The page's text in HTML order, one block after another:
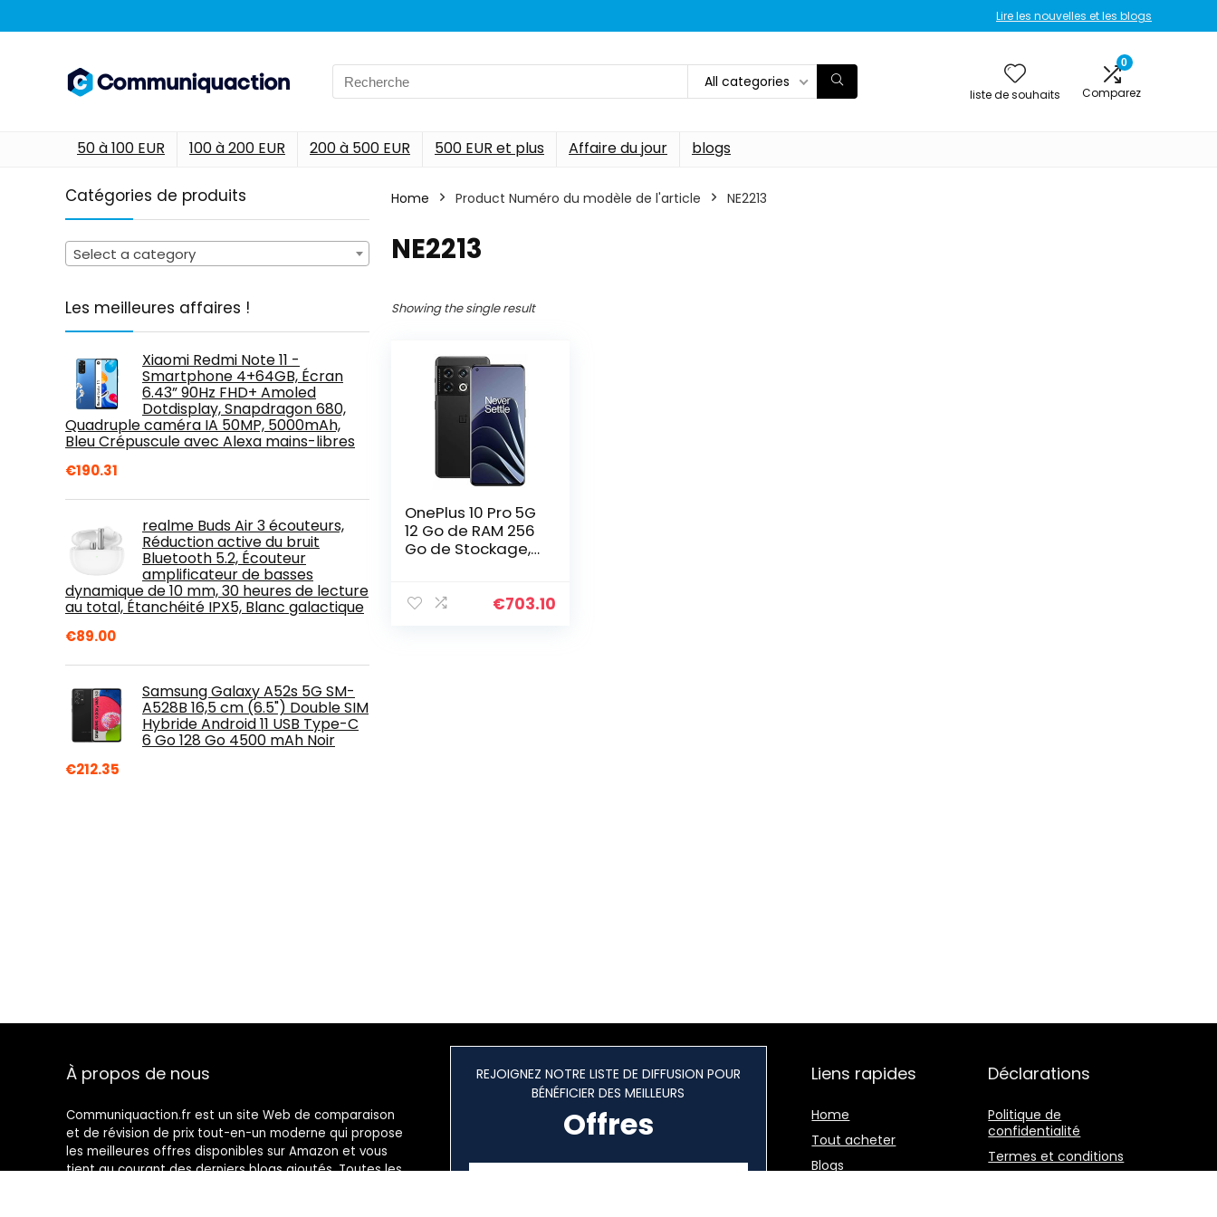
Lire les nouvelles et les blogs
Search
for:
All categories
liste de souhaits
0
Comparez
50 à 100 EUR 100 à 200 EUR 200 à 500 EUR 500 EUR et plus Affaire du jour blogs
Catégories de produits
Select a category
Les meilleures affaires !
Xiaomi Redmi Note 11 -
Smartphone 4+64GB, Écran
6.43” 90Hz FHD+ Amoled
Dotdisplay, Snapdragon 680,
Quadruple caméra IA 50MP, 5000mAh,
Bleu Crépuscule avec Alexa mains-libres
€190.31
realme Buds Air 3 écouteurs,
Réduction active du bruit
Bluetooth 5.2, Écouteur
amplificateur de basses
dynamique de 10 mm, 30 heures de lecture
au total, Étanchéité IPX5, Blanc galactique
€89.00
Samsung Galaxy A52s 5G SM-
A528B 16,5 cm (6.5") Double SIM
Hybride Android 11 USB Type-C
6 Go 128 Go 4500 mAh Noir
€212.35
Home Product Numéro du modèle de l'article ‎NE2213
‎NE2213
Showing the single result
OnePlus 10 Pro 5G
12 Go de RAM 256
Go de Stockage,
Appareil photo
€703.10
À propos de nous
Communiquaction.fr est un site Web de comparaison
et de révision de prix tout-en-un moderne qui propose
les meilleures offres disponibles sur Amazon et vous
tient au courant des derniers blogs ajoutés. Toutes les
REJOIGNEZ NOTRE LISTE DE DIFFUSION POUR
BÉNÉFICIER DES MEILLEURS
Offres
Liens rapides
Home
Tout acheter
Blogs
Déclarations
Politique de
confidentialité
Termes et conditions